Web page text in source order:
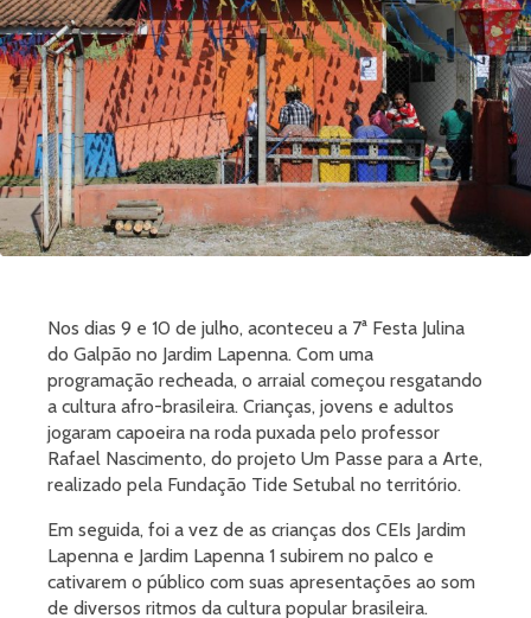
Nos dias 9 e 10 de julho, aconteceu a 7ª Festa Julina
do Galpão no Jardim Lapenna. Com uma
programação recheada, o arraial começou resgatando
a cultura afro-brasileira. Crianças, jovens e adultos
jogaram capoeira na roda puxada pelo professor
Rafael Nascimento, do projeto Um Passe para a Arte,
realizado pela Fundação Tide Setubal no território.
Em seguida, foi a vez de as crianças dos CEIs Jardim
Lapenna e Jardim Lapenna 1 subirem no palco e
cativarem o público com suas apresentações ao som
de diversos ritmos da cultura popular brasileira.